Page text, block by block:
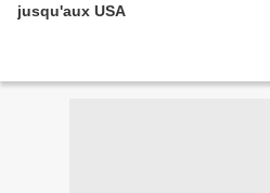
jusqu'aux USA